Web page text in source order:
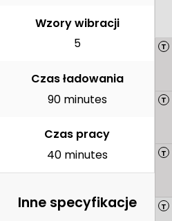
T
T
T
T
Wzory wibracji
5
Czas ładowania
90 minutes
Czas pracy
40 minutes
Inne specyfikacje